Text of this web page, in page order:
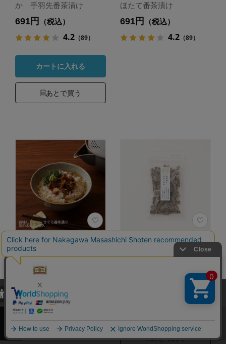
か 手羽先番茶漬け
691円 （税込）
4.2（89）
カートに入れる
あとで買う
ほたて番茶漬け
691円 （税込）
4.2（89）
「具材入りが嬉し
い」番茶漬け
サイズ：茶の木番茶1包
入 カラー：旨味しっか
り まぐろ番茶漬け
4.2
紀州梅のおやつ昆布
（133）
あとで買う
当サイトでは、当サイト内における閲覧履歴・属性情報などの取得およ
び利便性向上のためにクッキー（Cookie）を使用いたします。詳細に
関しては「プライバシーポリシー
承諾する